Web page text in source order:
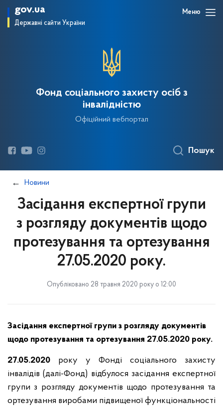
gov.ua
Державні сайти України
Меню
Фонд соціального захисту осіб з
інвалідністю
Офіційний вебпортал
Пошук
Новини
Засідання експертної групи
з розгляду документів щодо
протезування та ортезування
27.05.2020 року.
Опубліковано 28 травня 2020 року о 12:00
Засідання експертної групи з розгляду документів
щодо протезування та ортезування 27.05.2020 року.
27.05.2020 року у Фонді соціального захисту
інвалідів (далі-Фонд) відбулося засідання експертної
групи з розгляду документів щодо протезування та
ортезування виробами підвищеної функціональності